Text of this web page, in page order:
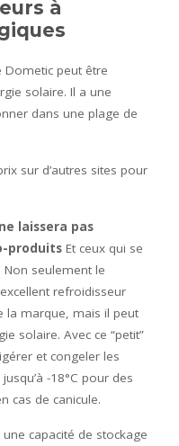
à
peut être
solaire. Il a une
dans une plage de
sur d’autres sites pour
laissera pas
produits Et ceux qui se
Non seulement le
refroidisseur
la marque, mais il peut
solaire. Avec ce “petit”
et congeler les
-18°C pour des
cas de canicule.
capacité de stockage